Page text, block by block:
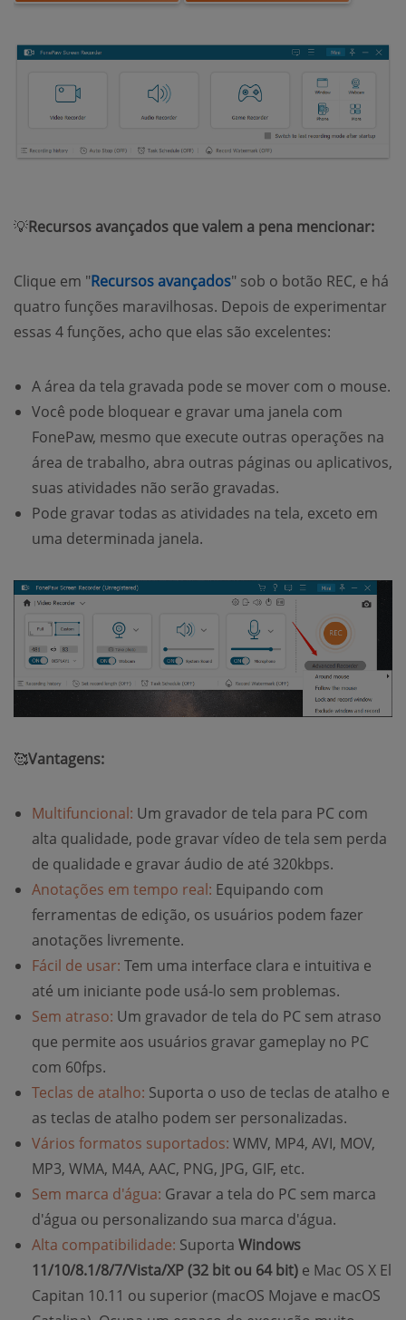
💡Recursos avançados que valem a pena mencionar:
Clique em "Recursos avançados" sob o botão REC, e há
quatro funções maravilhosas. Depois de experimentar
essas 4 funções, acho que elas são excelentes:
A área da tela gravada pode se mover com o mouse.
Você pode bloquear e gravar uma janela com
FonePaw, mesmo que execute outras operações na
área de trabalho, abra outras páginas ou aplicativos,
suas atividades não serão gravadas.
Pode gravar todas as atividades na tela, exceto em
uma determinada janela.
🥰Vantagens:
Multifuncional: Um gravador de tela para PC com
alta qualidade, pode gravar vídeo de tela sem perda
de qualidade e gravar áudio de até 320kbps.
Anotações em tempo real: Equipando com
ferramentas de edição, os usuários podem fazer
anotações livremente.
Fácil de usar: Tem uma interface clara e intuitiva e
até um iniciante pode usá-lo sem problemas.
Sem atraso: Um gravador de tela do PC sem atraso
que permite aos usuários gravar gameplay no PC
com 60fps.
Teclas de atalho: Suporta o uso de teclas de atalho e
as teclas de atalho podem ser personalizadas.
Vários formatos suportados: WMV, MP4, AVI, MOV,
MP3, WMA, M4A, AAC, PNG, JPG, GIF, etc.
Sem marca d'água: Gravar a tela do PC sem marca
d'água ou personalizando sua marca d'água.
Alta compatibilidade: Suporta Windows
11/10/8.1/8/7/Vista/XP (32 bit ou 64 bit) e Mac OS X El
Capitan 10.11 ou superior (macOS Mojave e macOS